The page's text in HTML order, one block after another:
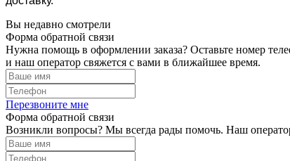
Вы недавно смотрели
Форма обратной связи
Нужна помощь в оформлении заказа? Оставьте номер
и наш оператор свяжется с вами в ближайшее время.
Перезвоните мне
Форма обратной связи
Возникли вопросы? Мы всегда рады помочь. Наш